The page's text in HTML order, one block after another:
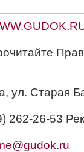
ул. Старая
262-26-53